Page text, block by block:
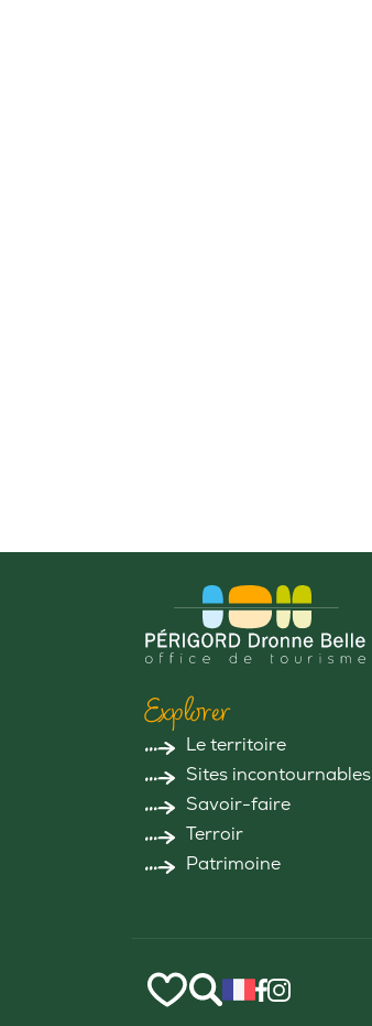
Explorer
Le territoire
Sites incontournables
Savoir-faire
Terroir
Patrimoine